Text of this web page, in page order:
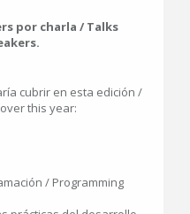
por charla / Talks
cubrir en esta edición /
this year:
/ Programming